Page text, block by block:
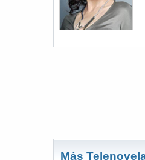
Más